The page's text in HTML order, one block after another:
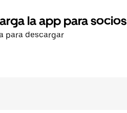
la app para socios
para descargar